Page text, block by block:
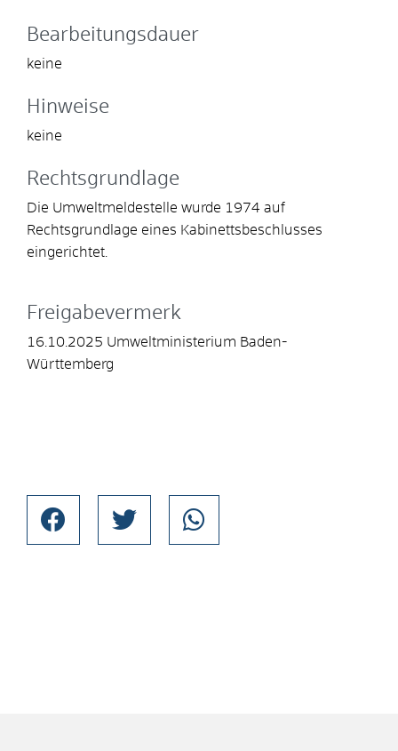
Bearbeitungsdauer
keine
Hinweise
keine
Rechtsgrundlage
Die Umweltmeldestelle wurde 1974 auf
Rechtsgrundlage eines Kabinettsbeschlusses
eingerichtet.
Freigabevermerk
16.10.2025 Umweltministerium Baden-
Württemberg